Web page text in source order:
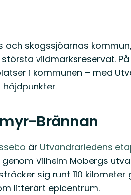
skogssjöarnas
vildmarksreservat. På
i kommunen – med
Brännan
är Utvandrarledens
Vilhelm Mobergs
sig runt 110 kilometer
litterärt epicentrum.